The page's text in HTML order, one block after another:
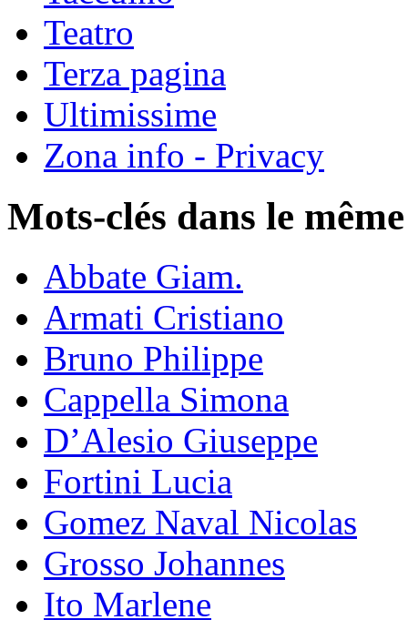
Teatro
Terza pagina
Ultimissime
Zona info - Privacy
Mots-clés dans le
Abbate Giam.
Armati Cristiano
Bruno Philippe
Cappella Simona
D’Alesio Giuseppe
Fortini Lucia
Gomez Naval Nicolas
Grosso Johannes
Ito Marlene